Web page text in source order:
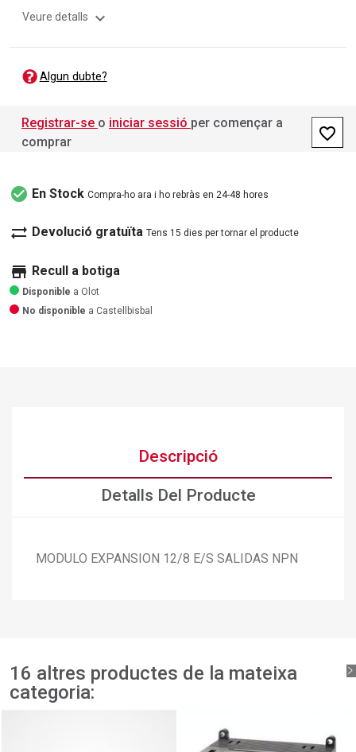
Crear una llista nova
Crear una llista de desitjos
Cancel·lar
Cancel·lar Connectar-se
Veure detalls expand_more
Algun dubte?
Registrar-se o iniciar sessió per començar a
comprar
favorite_border
check_circle En Stock Compra-ho ara i ho rebràs en 24-48 hores
sync_alt Devolució gratuïta Tens 15 dies per tornar el producte
store Recull a botiga
Disponible a Olot
No disponible a Castellbisbal
Descripció
Detalls Del Producte
MODULO EXPANSION 12/8 E/S SALIDAS NPN
16 altres productes de la mateixa
categoria: